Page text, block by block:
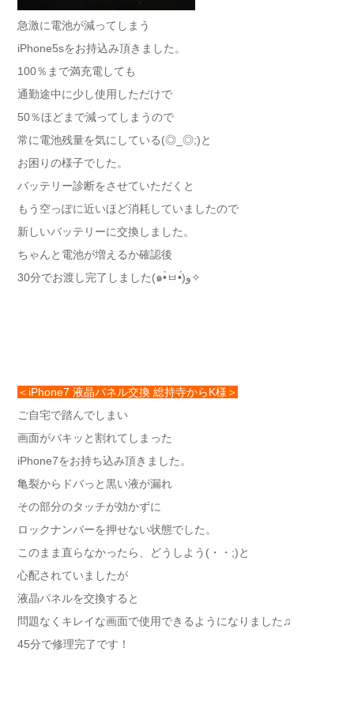
急激に電池が減ってしまう
iPhone5sをお持込み頂きました。
100％まで満充電しても
通勤途中に少し使用しただけで
50％ほどまで減ってしまうので
常に電池残量を気にしている(◎_◎;)と
お困りの様子でした。
バッテリー診断をさせていただくと
もう空っぽに近いほど消耗していましたので
新しいバッテリーに交換しました。
ちゃんと電池が増えるか確認後
30分でお渡し完了しました(๑•̀ㅂ•́)و✧
＜iPhone7 液晶パネル交換 総持寺からK様＞
ご自宅で踏んでしまい
画面がバキッと割れてしまった
iPhone7をお持ち込み頂きました。
亀裂からドバっと黒い液が漏れ
その部分のタッチが効かずに
ロックナンバーを押せない状態でした。
このまま直らなかったら、どうしよう(・・;)と
心配されていましたが
液晶パネルを交換すると
問題なくキレイな画面で使用できるようになりました♫
45分で修理完了です！